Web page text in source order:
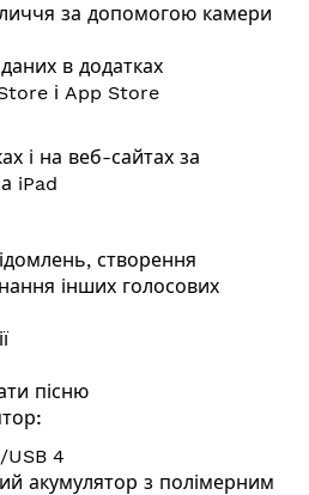
за допомогою камери
в додатках
і App Store
на веб-сайтах за
iPad
створення
інших голосових
пісню
4
акумулятор з полімерним